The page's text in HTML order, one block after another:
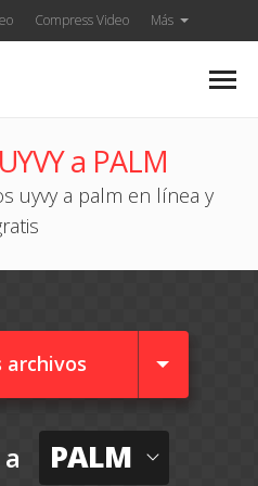
Compress Video Más
a PALM
uyvy a palm en línea y
archivos
a PALM